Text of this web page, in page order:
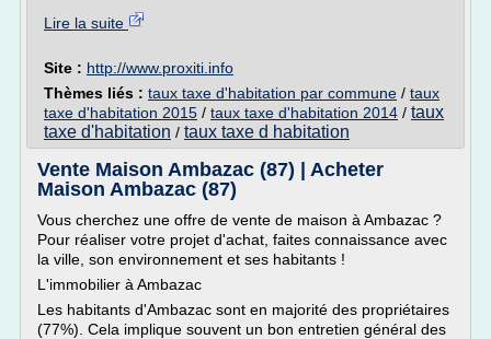
Lire la suite
Site : http://www.proxiti.info
Thèmes liés : taux taxe d'habitation par commune / taux
taxe d'habitation 2015 / taux taxe d'habitation 2014 / taux
taxe d'habitation / taux taxe d habitation
Vente Maison Ambazac (87) | Acheter
Maison Ambazac (87)
Vous cherchez une offre de vente de maison à Ambazac ?
Pour réaliser votre projet d'achat, faites connaissance avec
la ville, son environnement et ses habitants !
L'immobilier à Ambazac
Les habitants d'Ambazac sont en majorité des propriétaires
(77%). Cela implique souvent un bon entretien général des